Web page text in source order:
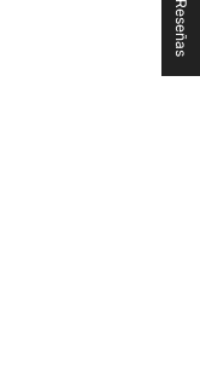
★ Reseñas